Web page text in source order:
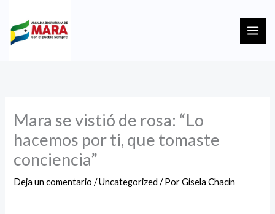
contenido
Mara se vistió de rosa: “Lo
hacemos por ti, que tomaste
conciencia”
Deja un comentario /Uncategorized / PorGisela Chacin